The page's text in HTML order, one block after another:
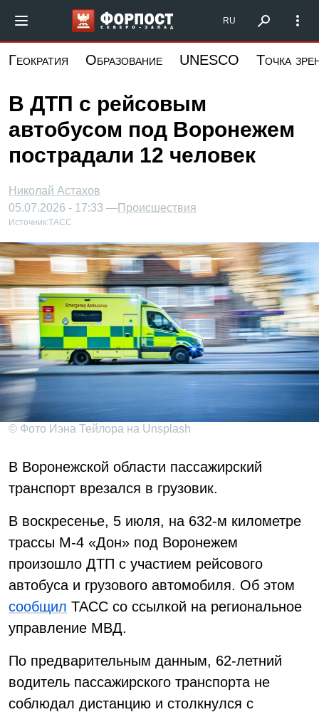
основному
Форпост Северо-Запад
RU
Геократия Образование UNESCO Точка
В ДТП с рейсовым
автобусом под Воронежем
пострадали 12 человек
Николай Астахов
05.07.2026 - 17:33 —Происшествия
Источник:ТАСС
© Фото Иэна Тейлора на Unsplash
В Воронежской области пассажирский
транспорт врезался в грузовик.
В воскресенье, 5 июля, на 632-м километре
трассы М-4 «Дон» под Воронежем
произошло ДТП с участием рейсового
автобуса и грузового автомобиля. Об этом
сообщил ТАСС со ссылкой на региональное
управление МВД.
По предварительным данным, 62-летний
водитель пассажирского транспорта не
соблюдал дистанцию и столкнулся с